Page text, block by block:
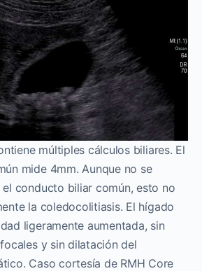
múltiples cálculos biliares. El
mide 4mm. Aunque no se
conducto biliar común, esto no
la coledocolitiasis. El hígado
ligeramente aumentada, sin
y sin dilatación del
Caso cortesía de RMH Core